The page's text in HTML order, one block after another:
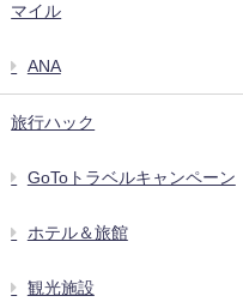
マイル
ANA
旅行ハック
GoToトラベルキャンペーン
ホテル＆旅館
観光施設